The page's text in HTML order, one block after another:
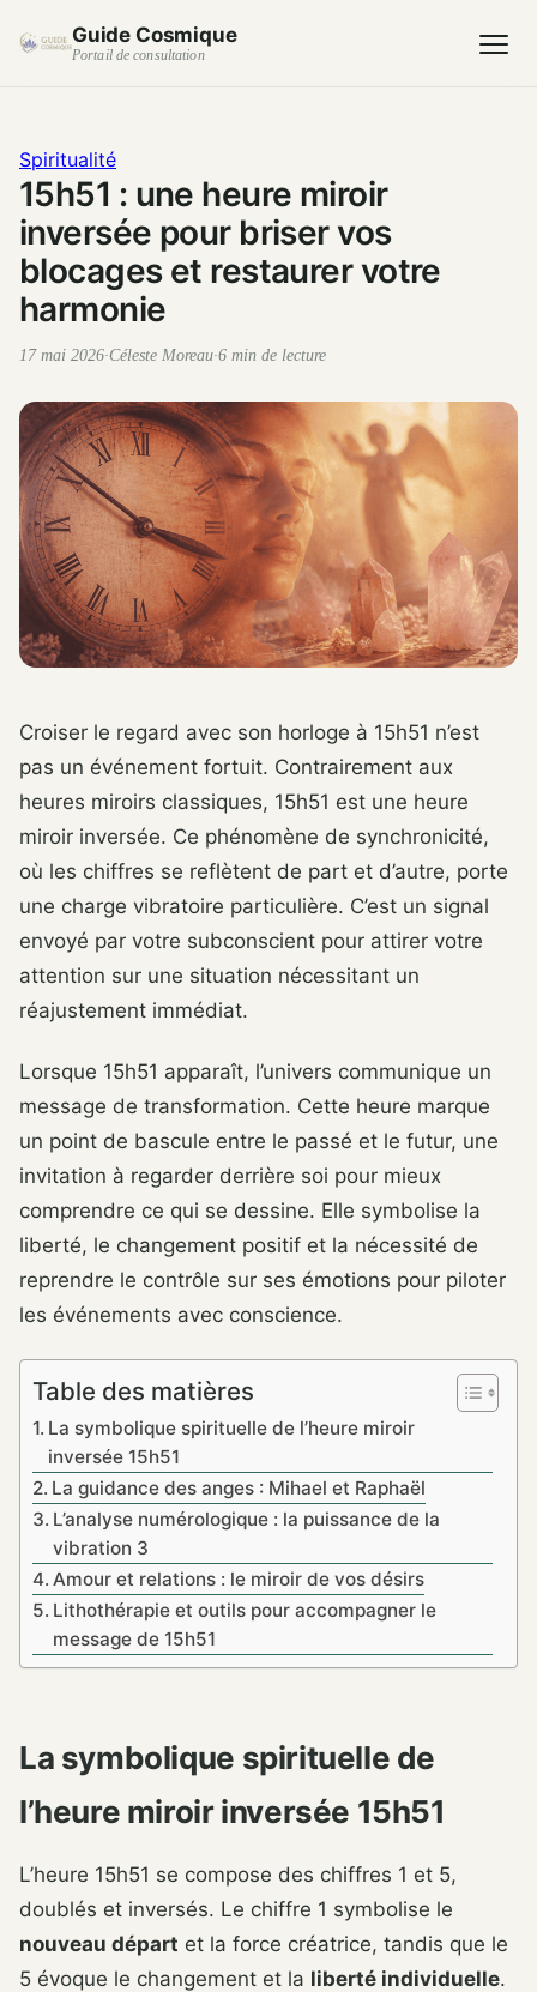
Guide Cosmique
Portail de consultation
Spiritualité
15h51 : une heure miroir
inversée pour briser vos
blocages et restaurer votre
harmonie
17 mai 2026·Céleste Moreau·6 min de lecture
Croiser le regard avec son horloge à 15h51 n’est
pas un événement fortuit. Contrairement aux
heures miroirs classiques, 15h51 est une heure
miroir inversée. Ce phénomène de synchronicité,
où les chiffres se reflètent de part et d’autre, porte
une charge vibratoire particulière. C’est un signal
envoyé par votre subconscient pour attirer votre
attention sur une situation nécessitant un
réajustement immédiat.
Lorsque 15h51 apparaît, l’univers communique un
message de transformation. Cette heure marque
un point de bascule entre le passé et le futur, une
invitation à regarder derrière soi pour mieux
comprendre ce qui se dessine. Elle symbolise la
liberté, le changement positif et la nécessité de
reprendre le contrôle sur ses émotions pour piloter
les événements avec conscience.
Table des matières
La symbolique spirituelle de l’heure miroir
inversée 15h51
La guidance des anges : Mihael et Raphaël
L’analyse numérologique : la puissance de la
vibration 3
Amour et relations : le miroir de vos désirs
Lithothérapie et outils pour accompagner le
message de 15h51
La symbolique spirituelle de
l’heure miroir inversée 15h51
L’heure 15h51 se compose des chiffres 1 et 5,
doublés et inversés. Le chiffre 1 symbolise le
nouveau départ et la force créatrice, tandis que le
5 évoque le changement et la liberté individuelle.